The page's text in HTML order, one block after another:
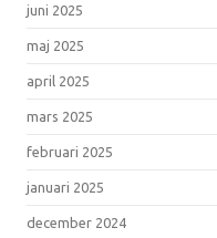
juni 2025
maj 2025
april 2025
mars 2025
februari 2025
januari 2025
december 2024